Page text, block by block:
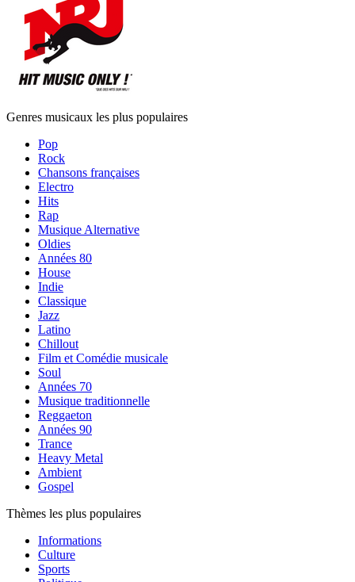
Genres musicaux les plus populaires
Pop
Rock
Chansons françaises
Electro
Hits
Rap
Musique Alternative
Oldies
Années 80
House
Indie
Classique
Jazz
Latino
Chillout
Film et Comédie musicale
Soul
Années 70
Musique traditionnelle
Reggaeton
Années 90
Trance
Heavy Metal
Ambient
Gospel
Thèmes les plus populaires
Informations
Culture
Sports